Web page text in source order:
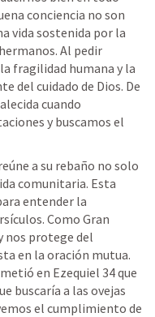
conciencia no son
vida sostenida por la
Al pedir
fragilidad humana y la
del cuidado de Dios. De
cuando
y buscamos el
a su rebaño no solo
comunitaria. Esta
entender la
Como Gran
nos protege del
en la oración mutua.
en Ezequiel 34 que
buscaría a las ovejas
el cumplimiento de